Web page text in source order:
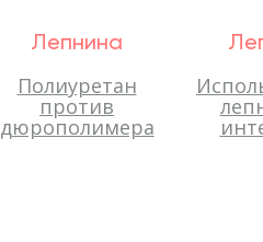
Лепнина
Полиуретан
против
дюрополимера